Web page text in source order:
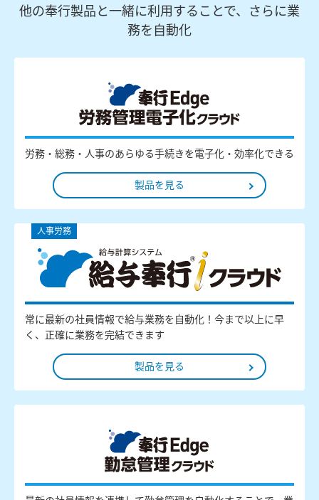
他の奉行製品と一緒に利用することで、さらに業
務を自動化
労務・総務・人事のあらゆる手続きを電子化・効率化できる
製品を見る
人事労務
常に最新の社員情報で給与業務を自動化！今まで以上に早
く、正確に業務を完結できます
製品を見る